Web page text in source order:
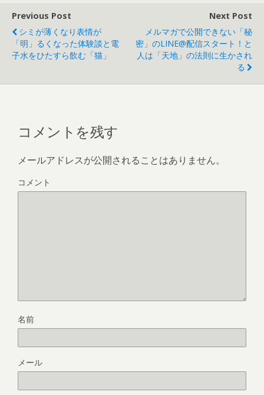
Previous Post
シミが薄くなり表情が
「明」るくなった体験談と電
子水をひたすら飲む「猫」
Next Post
メルマガで公開できない「秘
密」のLINE@配信スタート！と
人は「天地」の法則に生かされ
る
コメントを残す
メールアドレスが公開されることはありません。
コメント
名前
メール